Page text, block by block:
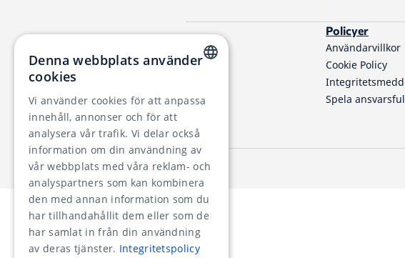
Policyer
Användarvillkor
Cookie Policy
Spela
RUSSIAN
GERMAN
FRENCH
SPANISH
PORTUGUESE
ROMANIAN
Denna webbplats använder
cookies
Vi använder cookies för att anpassa
innehåll, annonser och för att
analysera vår trafik. Vi delar också
information om din användning av
vår webbplats med våra reklam- och
analyspartners som kan kombinera
den med annan information som du
har tillhandahållit dem eller som de
har samlat in från din användning
av deras tjänster. Integritetspolicy